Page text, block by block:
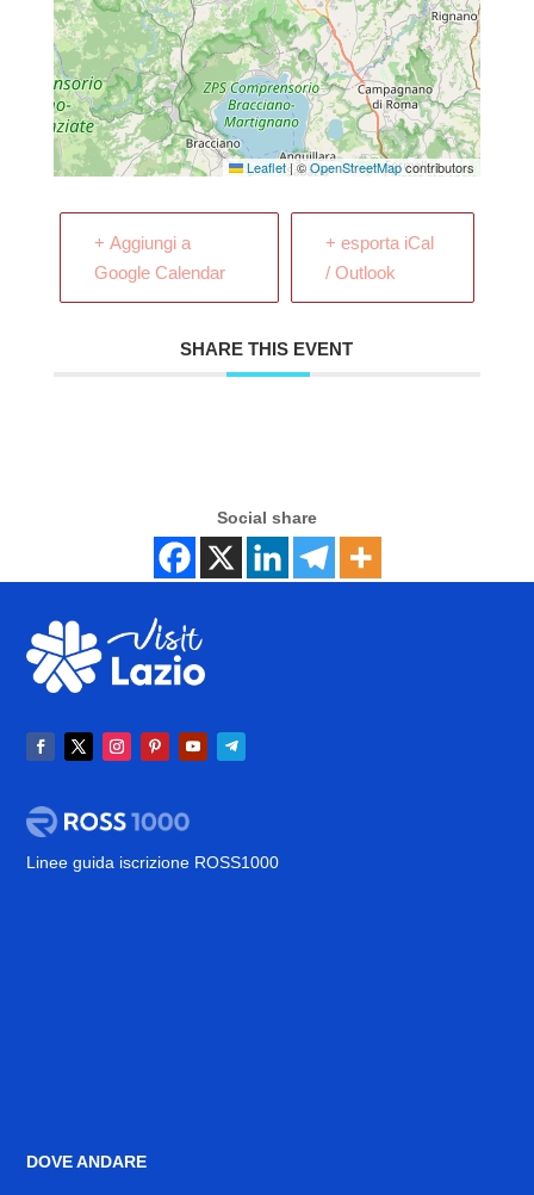
Leaflet|©OpenStreetMapcontributors
+ Aggiungi a
Google Calendar
+ esporta iCal
/ Outlook
SHARE THIS EVENT
Social share
Linee guida iscrizione ROSS1000
DOVE ANDARE